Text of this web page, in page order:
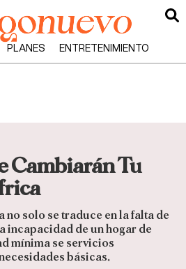
PLANES ENTRETENIMIENTO
Cambiarán Tu
no solo se traduce en la falta de
incapacidad de un hogar de
mínima se servicios
básicas.